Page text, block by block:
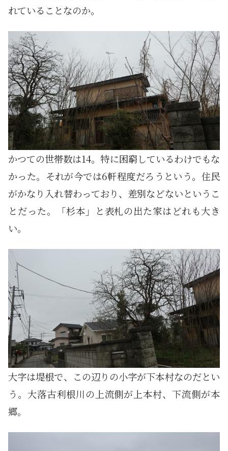
れていることなのか。
かつての世帯数は14。特に困窮しているわけでもな
かった。それが今では6軒程度だろうという。住民
がかなり入れ替わっており、差別などないというこ
とだった。「杉本」と表札の出た家はどれも大き
い。
大字は堤根で、この辺りの小字が下本村なのだとい
う。大落古利根川の上流側が上本村、下流側が本
郷。